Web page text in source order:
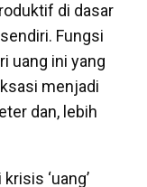
di dasar
Fungsi
uang ini yang
menjadi
dan, lebih
‘uang’